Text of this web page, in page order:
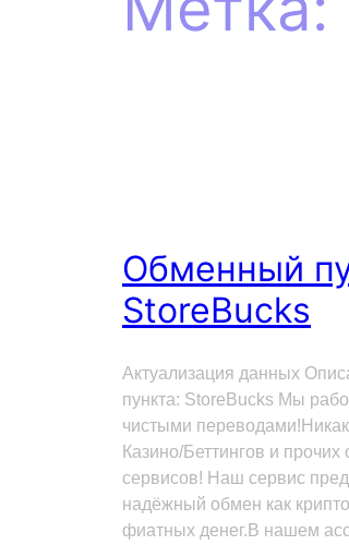
Обменный
StoreBucks
Актуализация данных
пункта: StoreBucks Мы
чистыми
Казино/Беттингов и
сервисов! Наш сервис
надёжный обмен как
фиатных денег.В нашем